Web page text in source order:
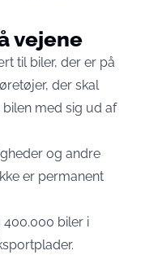
vejene
til biler, der er på
der skal
med sig ud af
og andre
er permanent
biler i